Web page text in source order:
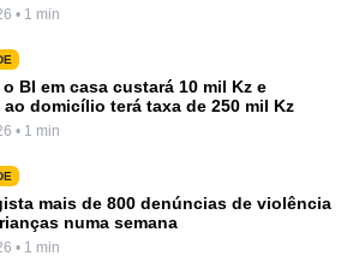
• 1 min
o BI em casa custará 10 mil Kz e
ao domicílio terá taxa de 250 mil Kz
• 1 min
mais de 800 denúncias de violência
numa semana
• 1 min